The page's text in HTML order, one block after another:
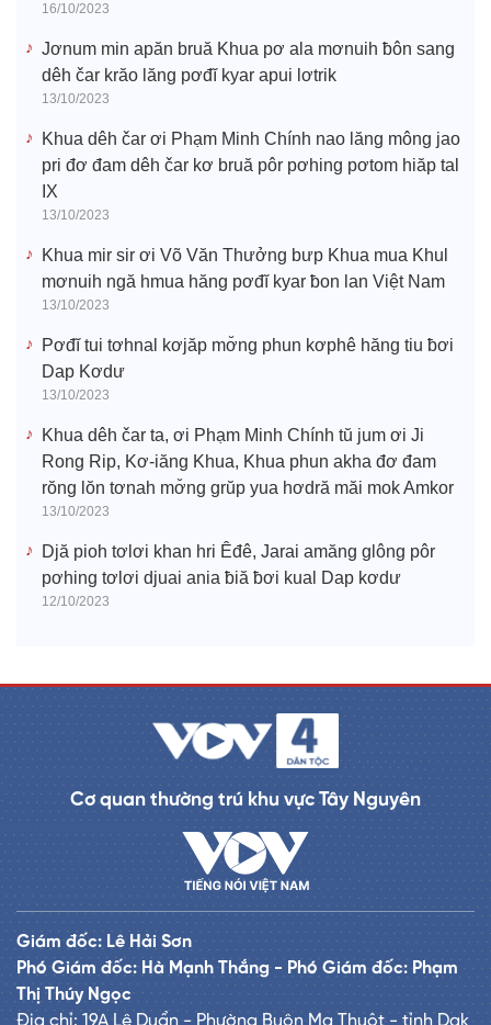
16/10/2023
Jơnum min apăn bruă Khua pơ ala mơnuih ƀôn sang
dêh čar krăo lăng pơđĭ kyar apui lơtrik
13/10/2023
Khua dêh čar ơi Phạm Minh Chính nao lăng mông jao
pri đơ đam dêh čar kơ bruă pôr pơhing pơtom hiăp tal
IX
13/10/2023
Khua mir sir ơi Võ Văn Thưởng bưp Khua mua Khul
mơnuih ngă hmua hăng pơđĭ kyar ƀon lan Việt Nam
13/10/2023
Pơđĭ tui tơhnal kơjăp mơ̆ng phun kơphê hăng tiu ƀơi
Dap Kơdư
13/10/2023
Khua dêh čar ta, ơi Phạm Minh Chính tŭ jum ơi Ji
Rong Rip, Kơ-iăng Khua, Khua phun akha đơ đam
rŏng lŏn tơnah mơ̆ng grŭp yua hơdră măi mok Amkor
13/10/2023
Djă pioh tơlơi khan hri Êđê, Jarai amăng glông pôr
pơhing tơlơi djuai ania ƀiă ƀơi kual Dap kơdư
12/10/2023
Cơ quan thường trú khu vực Tây Nguyên
Giám đốc: Lê Hải Sơn
Phó Giám đốc: Hà Mạnh Thắng - Phó Giám đốc: Phạm
Thị Thúy Ngọc
Địa chỉ: 19A Lê Duẩn - Phường Buôn Ma Thuột - tỉnh Dak